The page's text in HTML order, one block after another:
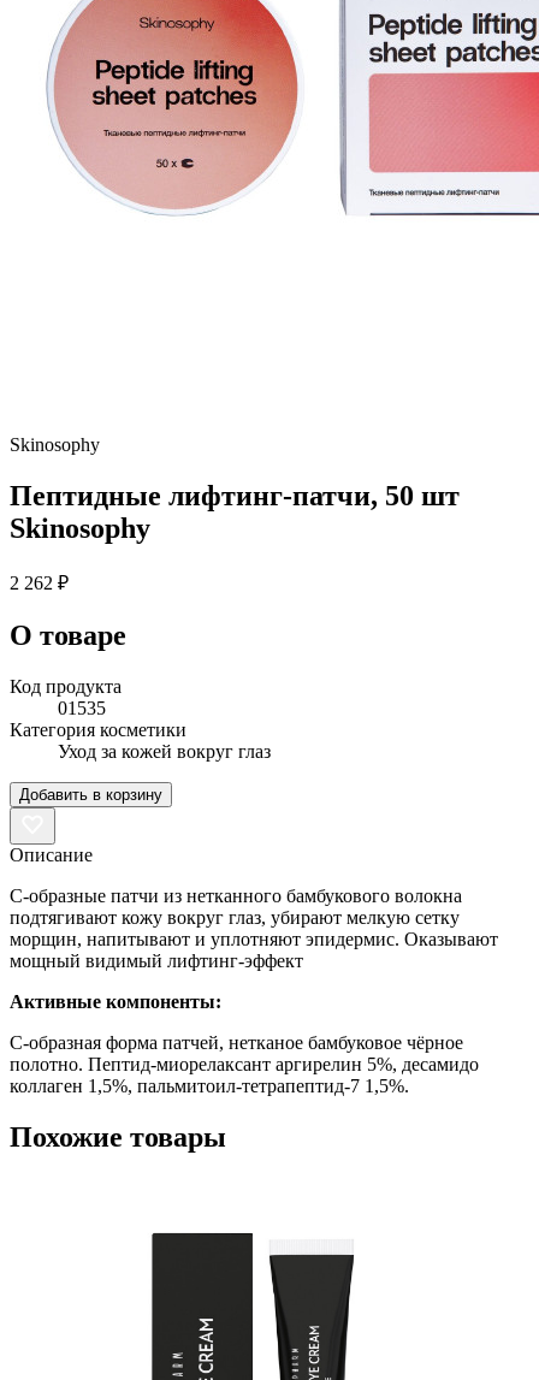
Skinosophy
Пептидные лифтинг-патчи, 50 шт
Skinosophy
2 262 ₽
О товаре
Код продукта
01535
Категория косметики
Уход за кожей вокруг глаз
Добавить в корзину
Описание
С-образные патчи из нетканного бамбукового волокна
подтягивают кожу вокруг глаз, убирают мелкую сетку
морщин, напитывают и уплотняют эпидермис. Оказывают
мощный видимый лифтинг-эффект
Активные компоненты:
С-образная форма патчей, нетканое бамбуковое чёрное
полотно. Пептид-миорелаксант аргирелин 5%, десамидо
коллаген 1,5%, пальмитоил-тетрапептид-7 1,5%.
Похожие товары